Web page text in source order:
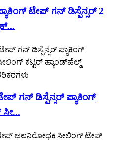
ಪ್ಯಾಕಿಂಗ್ ಟೇಪ್ ಗನ್ ಡಿಸ್ಪೆನ್ಸರ್ 2
ಗನ್ ಡಿಸ್ಪೆನ್ಸರ್ ಪ್ಯಾಕಿಂಗ್
ಸೀ...